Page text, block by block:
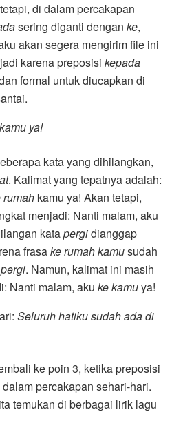
di dalam percakapan
sering diganti dengan ke,
akan segera mengirim file ini
karena preposisi kepada
formal untuk diucapkan di
ya!
kata yang dihilangkan,
. Kalimat yang tepatnya adalah:
rumah kamu ya! Akan tetapi,
menjadi: Nanti malam, aku
katapergidianggap
frasake rumah kamusudah
pergi. Namun, kalimat ini masih
Nanti malam, aku ke kamuya!
Seluruh hatiku sudah ada di
ke poin 3, ketika preposisi
percakapan sehari-hari.
temukan di berbagai lirik lagu